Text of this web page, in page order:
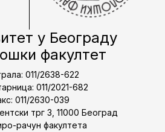
у Београду
факултет
011/2638-622
011/2021-682
011/2630-039
трг 3, 11000 Београд
рачун факултета